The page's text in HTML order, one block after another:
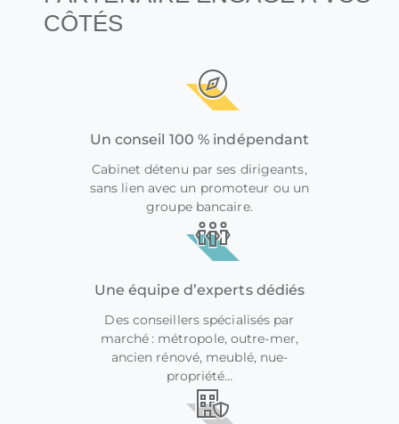
CÔTÉS
Un conseil 100 % indépendant
Cabinet détenu par ses dirigeants,
sans lien avec un promoteur ou un
groupe bancaire.
Une équipe d’experts dédiés
Des conseillers spécialisés par
marché : métropole, outre-mer,
ancien rénové, meublé, nue-
propriété…